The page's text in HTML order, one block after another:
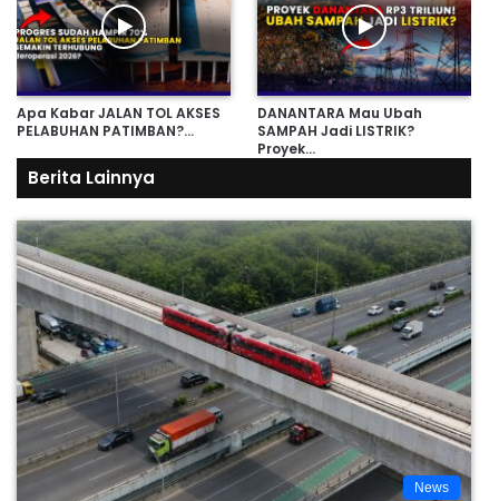
Apa Kabar JALAN TOL AKSES
PELABUHAN PATIMBAN?…
DANANTARA Mau Ubah
SAMPAH Jadi LISTRIK?
Proyek…
Berita Lainnya
News